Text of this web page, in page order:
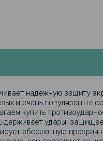
надежную защиту
и очень популярен на
купить
удары,
абсолютную